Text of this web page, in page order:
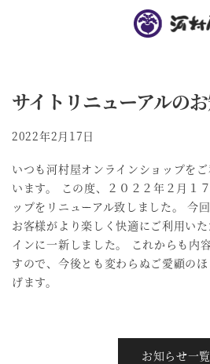
サイトリニューアルの
2022年2月17日
いつも河村屋オンラインショップを
います。 この度、２０２２年２月１
ップをリニューアル致しました。 今
お客様がより楽しく快適にご利用い
インに一新しました。 これからも内
すので、今後とも変わらぬご愛顧の
げます。
お知らせ一覧